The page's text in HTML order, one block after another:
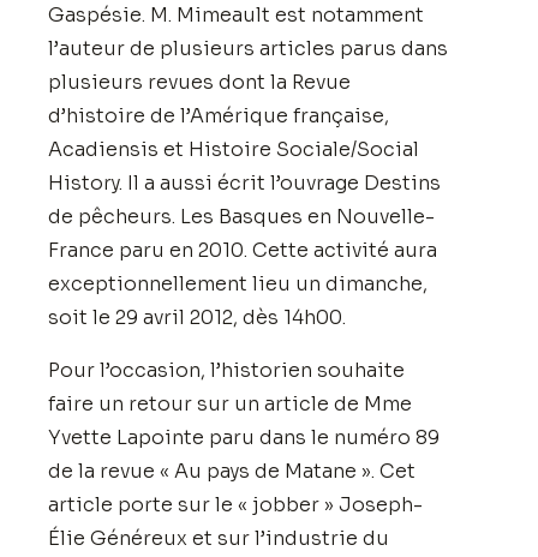
Gaspésie. M. Mimeault est notamment
l’auteur de plusieurs articles parus dans
plusieurs revues dont la Revue
d’histoire de l’Amérique française,
Acadiensis et Histoire Sociale/Social
History. Il a aussi écrit l’ouvrage Destins
de pêcheurs. Les Basques en Nouvelle-
France paru en 2010. Cette activité aura
exceptionnellement lieu un dimanche,
soit le 29 avril 2012, dès 14h00.
Pour l’occasion, l’historien souhaite
faire un retour sur un article de Mme
Yvette Lapointe paru dans le numéro 89
de la revue « Au pays de Matane ». Cet
article porte sur le « jobber » Joseph-
Élie Généreux et sur l’industrie du